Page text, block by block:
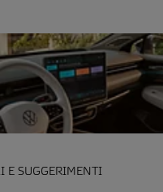
E SUGGERIMENTI